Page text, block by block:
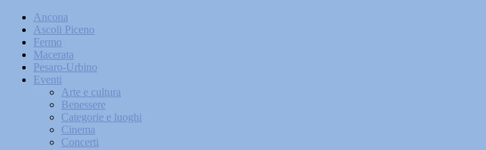
Ancona
Ascoli Piceno
Fermo
Macerata
Pesaro-Urbino
Eventi
Arte e cultura
Benessere
Categorie e luoghi
Cinema
Concerti